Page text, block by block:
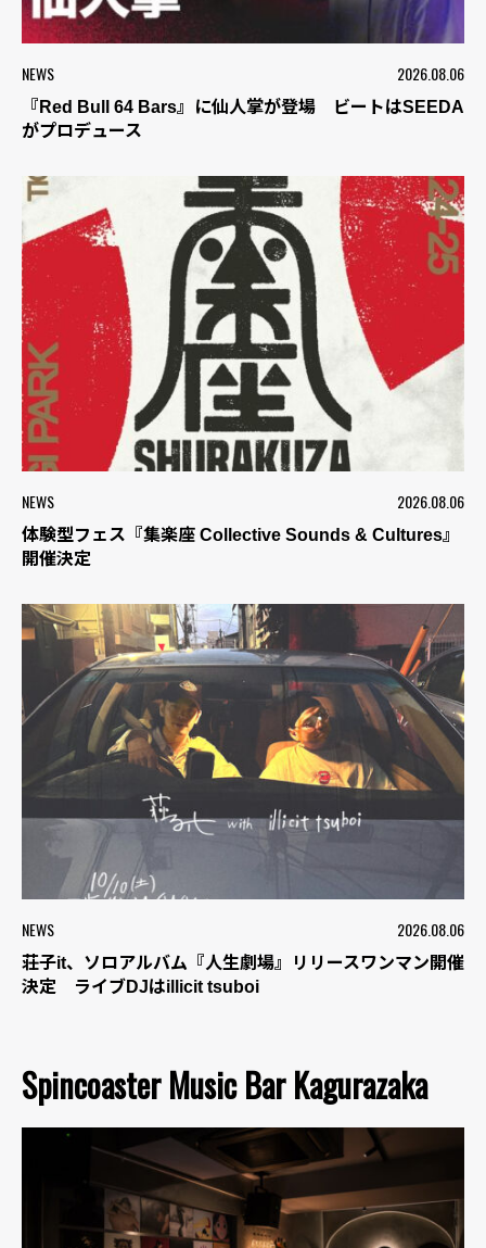
NEWS 2026.08.06
『Red Bull 64 Bars』に仙人掌が登場 ビートはSEEDA
がプロデュース
NEWS 2026.08.06
体験型フェス『集楽座 Collective Sounds & Cultures』
開催決定
NEWS 2026.08.06
荘子it、ソロアルバム『人生劇場』リリースワンマン開催
決定 ライブDJはillicit tsuboi
Spincoaster Music Bar Kagurazaka